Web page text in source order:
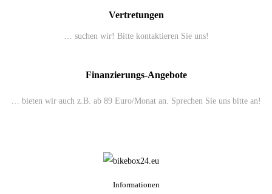
Vertretungen
… suchen wir! Bitte kontaktieren Sie uns!
Finanzierungs-Angebote
… bieten wir auch z.B. ab 89 Euro/Monat an. Sprechen Sie uns bitte an!
Informationen